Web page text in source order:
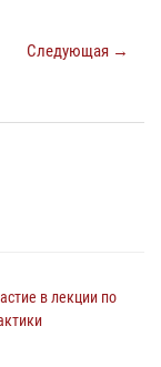
Следующая →
в лекции по